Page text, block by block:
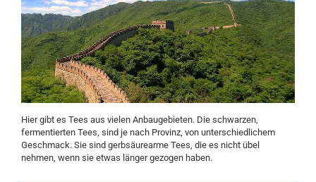
Hier gibt es Tees aus vielen Anbaugebieten. Die schwarzen,
fermentierten Tees, sind je nach Provinz, von unterschiedlichem
Geschmack. Sie sind gerbsäurearme Tees, die es nicht übel
nehmen, wenn sie etwas länger gezogen haben.